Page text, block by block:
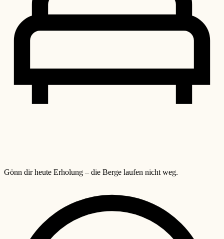
Gönn dir heute Erholung – die Berge laufen nicht weg.